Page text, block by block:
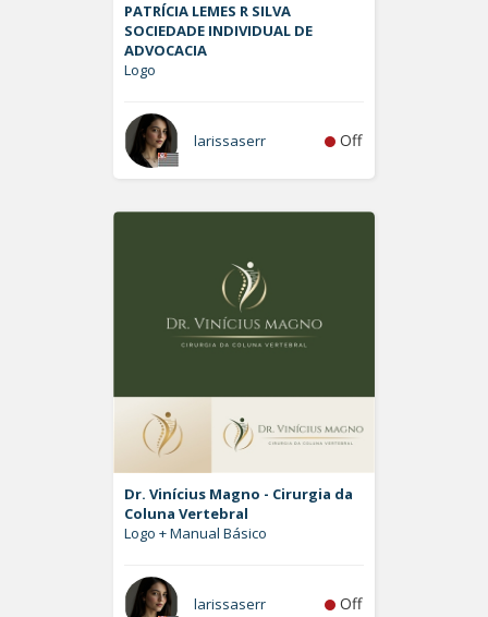
PATRÍCIA LEMES R SILVA
SOCIEDADE INDIVIDUAL DE
ADVOCACIA
Logo
larissaserr Off
Dr. Vinícius Magno - Cirurgia da
Coluna Vertebral
Logo + Manual Básico
larissaserr Off